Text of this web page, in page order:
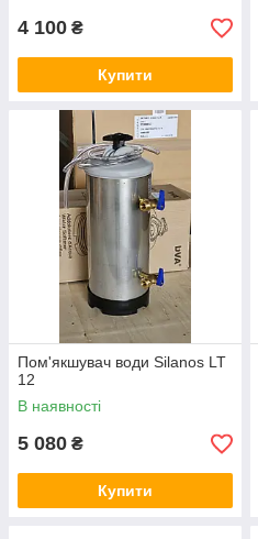
4 100 ₴
Купити
Пом'якшувач води Silanos LT
12
В наявності
5 080 ₴
Купити